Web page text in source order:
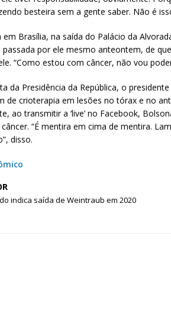
besteira sem a gente saber. Não é
em Brasília, na saída do Palácio da
por ele mesmo anteontem, de
“Como estou com câncer, não vou
da Presidência da República, o
de crioterapia em lesões no tórax e no
ao transmitir a ‘live’ no Facebook,
“É mentira em cima de mentira.
disso.
indica saída de Weintraub em 2020